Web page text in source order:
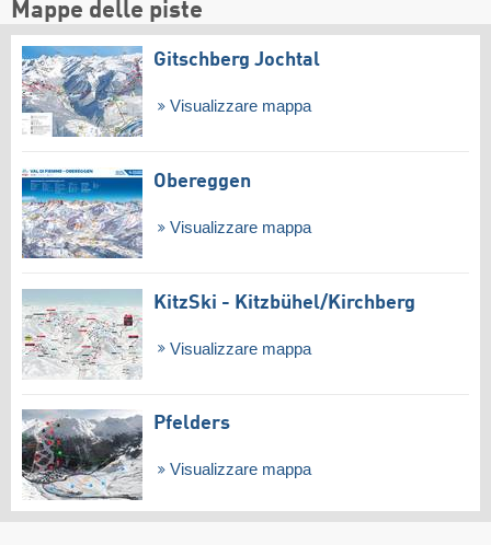
Mappe delle piste
Gitschberg Jochtal
Visualizzare mappa
Obereggen
Visualizzare mappa
KitzSki - Kitzbühel/​Kirchberg
Visualizzare mappa
Pfelders
Visualizzare mappa